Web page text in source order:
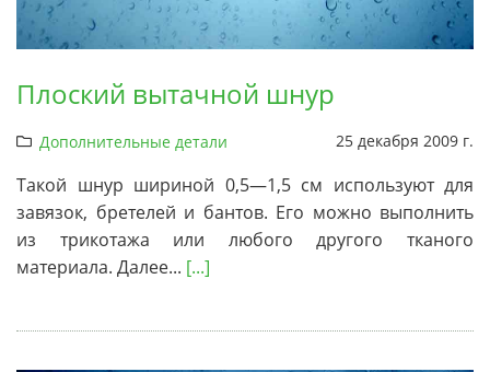
Плоский вытачной шнур
Дополнительные детали 25 декабря 2009 г.
Такой шнур шириной 0,5—1,5 см используют для
завязок, бретелей и бантов. Его можно выполнить
из трикотажа или любого другого тканого
материала. Далее... [...]